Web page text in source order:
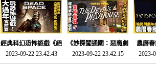
經典科幻恐怖遊戲《絕
命異次元 重製版》重
回「石村號」的恐懼體
2023-09-22 23:42:43
《妙探闖通關：惡魔劇
場》將推出「重製
版」!!!今年就能玩到!!-
2023-09-22 23:42:15
農曆
SE社
動作角
2023-